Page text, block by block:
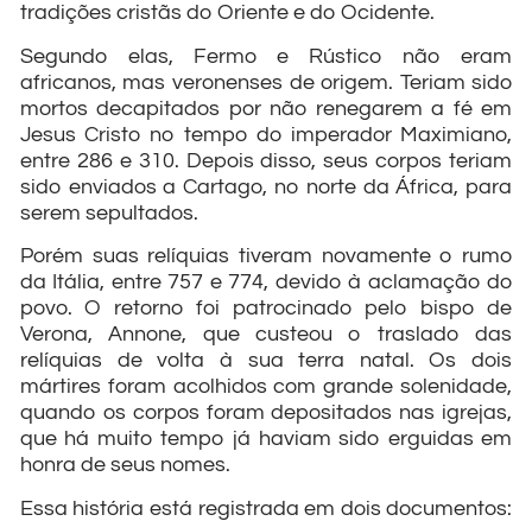
tradições cristãs do Oriente e do Ocidente.
Segundo elas, Fermo e Rústico não eram
africanos, mas veronenses de origem. Teriam sido
mortos decapitados por não renegarem a fé em
Jesus Cristo no tempo do imperador Maximiano,
entre 286 e 310. Depois disso, seus corpos teriam
sido enviados a Cartago, no norte da África, para
serem sepultados.
Porém suas relíquias tiveram novamente o rumo
da Itália, entre 757 e 774, devido à aclamação do
povo. O retorno foi patrocinado pelo bispo de
Verona, Annone, que custeou o traslado das
relíquias de volta à sua terra natal. Os dois
mártires foram acolhidos com grande solenidade,
quando os corpos foram depositados nas igrejas,
que há muito tempo já haviam sido erguidas em
honra de seus nomes.
Essa história está registrada em dois documentos: